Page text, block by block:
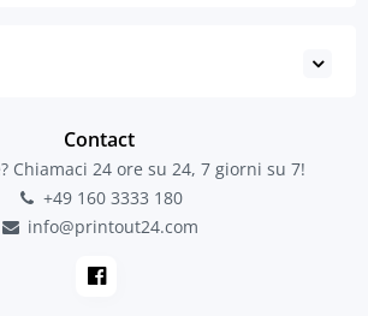
Contact
Chiamaci 24 ore su 24, 7 giorni su 7!
+49 160 3333 180
info@printout24.com